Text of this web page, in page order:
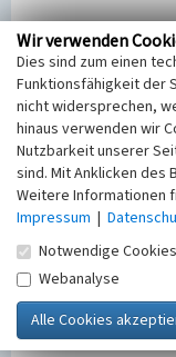
(Martin
Sachsen, 2023)
Datierung:
Erbauung
Quellen/
--
Bauherr /
--
BKM-Nummer:
Wir verwenden
Dies sind zum einen
Funktionsfähigkeit der
nicht widersprechen,
hinaus verwenden wir
Nutzbarkeit unserer
sind. Mit Anklicken des
Weitere Informationen
Impressum |
Notwendige Cookies
Webanalyse